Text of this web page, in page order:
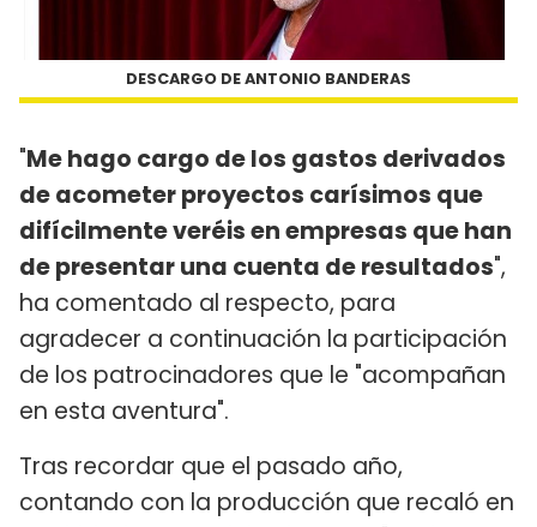
DESCARGO DE ANTONIO BANDERAS
"Me hago cargo de los gastos derivados
de acometer proyectos carísimos que
difícilmente veréis en empresas que han
de presentar una cuenta de resultados",
ha comentado al respecto, para
agradecer a continuación la participación
de los patrocinadores que le "acompañan
en esta aventura".
Tras recordar que el pasado año,
contando con la producción que recaló en